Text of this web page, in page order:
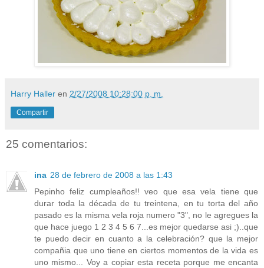
Harry Haller en 2/27/2008 10:28:00 p. m.
Compartir
25 comentarios:
ina 28 de febrero de 2008 a las 1:43
Pepinho feliz cumpleaños!! veo que esa vela tiene que
durar toda la década de tu treintena, en tu torta del año
pasado es la misma vela roja numero "3", no le agregues la
que hace juego 1 2 3 4 5 6 7...es mejor quedarse asi ;)..que
te puedo decir en cuanto a la celebración? que la mejor
compañia que uno tiene en ciertos momentos de la vida es
uno mismo... Voy a copiar esta receta porque me encanta